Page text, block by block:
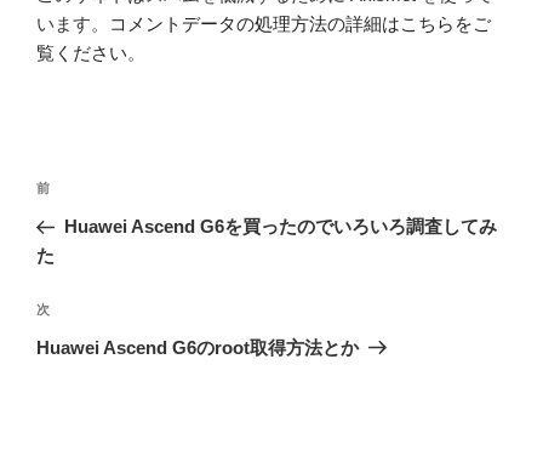
います。
コメントデータの処理方法の詳細はこちらをご
覧ください。
投
ナ
ゲ
ー
前
の
投
前
Huawei Ascend G6を買ったのでいろいろ調査してみ
た
次
の
次
Huawei Ascend G6のroot取得方法とか